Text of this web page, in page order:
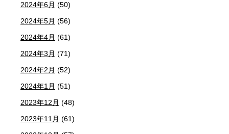
2024年6月 (50)
2024年5月 (56)
2024年4月 (61)
2024年3月 (71)
2024年2月 (52)
2024年1月 (51)
2023年12月 (48)
2023年11月 (61)